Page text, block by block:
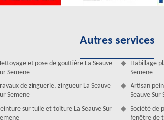
de toiture avec efficacité et rapidité
l’existence de dégradation sur la toiture. N’attendez
par terre par exemple. Il faut assurer un dépannage.
reconnue pour la qualité de ses dépannages. Ses
une gouttière verticale bouchée, remettre en place une
à la durabilité des résultats.
Autres services
et pose de gouttière La Seauve
Semene
de zinguerie, zingueur La Seauve
Semene
sur tuile et toiture La Seauve Sur
Habillage
Semene
Artisan
Seauve Sur
Société de
fenêtre de